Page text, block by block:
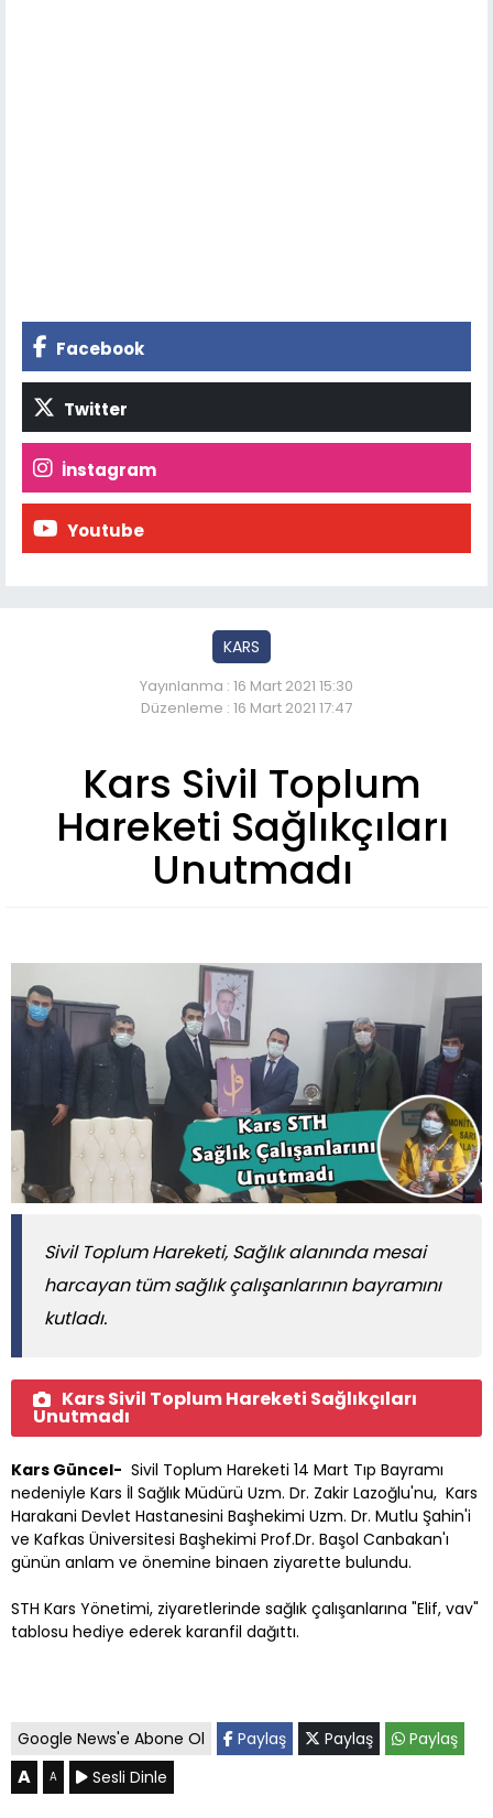
Facebook
Twitter
İnstagram
Youtube
KARS
Yayınlanma : 16 Mart 2021 15:30
Düzenleme : 16 Mart 2021 17:47
Kars Sivil Toplum
Hareketi Sağlıkçıları
Unutmadı
Sivil Toplum Hareketi, Sağlık alanında mesai
harcayan tüm sağlık çalışanlarının bayramını
kutladı.
Kars Sivil Toplum Hareketi Sağlıkçıları
Unutmadı
Kars Güncel- Sivil Toplum Hareketi 14 Mart Tıp Bayramı
nedeniyle Kars İl Sağlık Müdürü Uzm. Dr. Zakir Lazoğlu'nu, Kars
Harakani Devlet Hastanesini Başhekimi Uzm. Dr. Mutlu Şahin'i
ve Kafkas Üniversitesi Başhekimi Prof.Dr. Başol Canbakan'ı
günün anlam ve önemine binaen ziyarette bulundu.
STH Kars Yönetimi, ziyaretlerinde sağlık çalışanlarına "Elif, vav"
tablosu hediye ederek karanfil dağıttı.
Google News'e Abone Ol Paylaş Paylaş Paylaş
A A Sesli Dinle